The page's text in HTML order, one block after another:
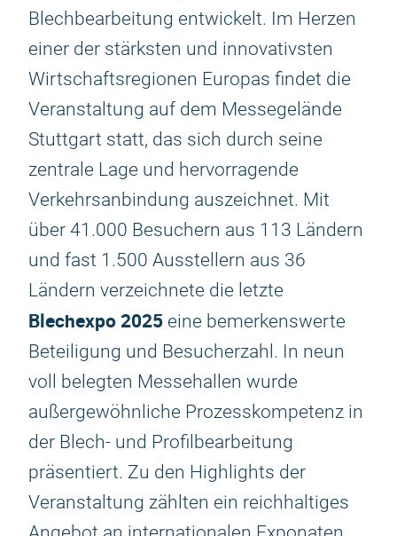
Blechbearbeitung entwickelt. Im Herzen
einer der stärksten und innovativsten
Wirtschaftsregionen Europas findet die
Veranstaltung auf dem Messegelände
Stuttgart statt, das sich durch seine
zentrale Lage und hervorragende
Verkehrsanbindung auszeichnet. Mit
über 41.000 Besuchern aus 113 Ländern
und fast 1.500 Ausstellern aus 36
Ländern verzeichnete die letzte
Blechexpo 2025 eine bemerkenswerte
Beteiligung und Besucherzahl. In neun
voll belegten Messehallen wurde
außergewöhnliche Prozesskompetenz in
der Blech- und Profilbearbeitung
präsentiert. Zu den Highlights der
Veranstaltung zählten ein reichhaltiges